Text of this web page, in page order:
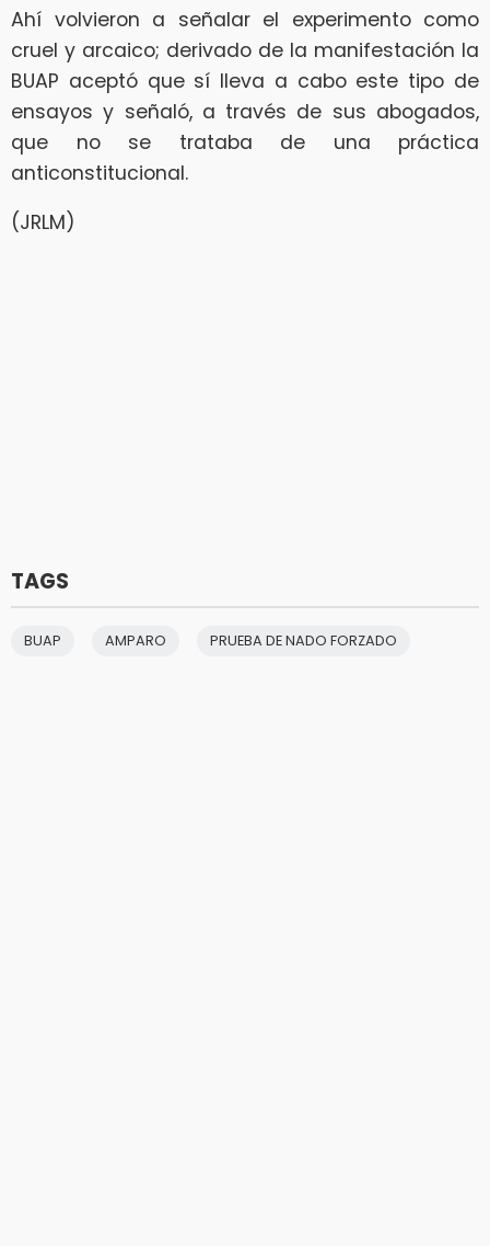
Ahí volvieron a señalar el experimento como
cruel y arcaico; derivado de la manifestación la
BUAP aceptó que sí lleva a cabo este tipo de
ensayos y señaló, a través de sus abogados,
que no se trataba de una práctica
anticonstitucional.
(JRLM)
TAGS
BUAP AMPARO PRUEBA DE NADO FORZADO